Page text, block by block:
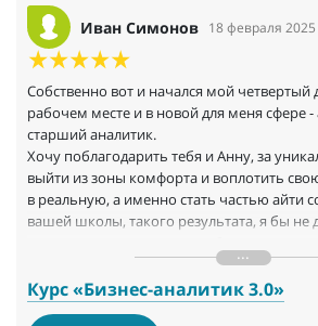
Иван Симонов 18 февраля 2025
Собственно вот и начался мой четвертый
рабочем месте и в новой для меня сфере
старший аналитик.
Хочу поблагодарить тебя и Анну, за
выйти из зоны комфорта и воплотить
в реальную, а именно стать частью айти
вашей школы, такого результата, я бы не
информацией, которая актуальна на
работы аналитиком. Спасибо за знания, за
вопросы и ОС на ДЗ по модулям!
Курс «Бизнес-аналитик 3.0»